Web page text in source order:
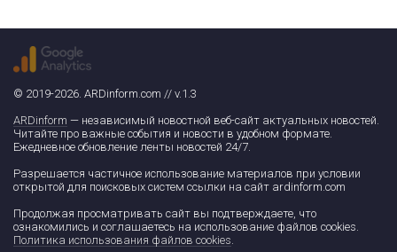
© 2019-2026. ARDinform.com // v.1.3
ARDinform — независимый новостной веб-сайт актуальных новостей.
Читайте про важные события и новости в удобном формате.
Ежедневное обновление ленты новостей 24/7.
Разрешается частичное использование материалов при условии
открытой для поисковых систем ссылки на сайт ardinform.com
Продолжая просматривать сайт вы подтверждаете, что
ознакомились и соглашаетесь на использование файлов cookies.
Политика использования файлов cookies.